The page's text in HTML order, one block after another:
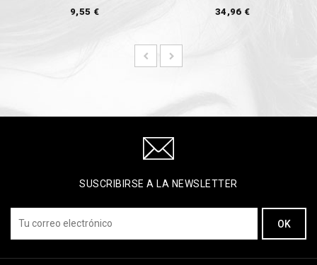
9,55 € 34,96 €
SUSCRIBIRSE A LA NEWSLETTER